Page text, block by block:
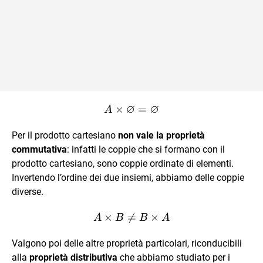
A \times \varnothing =
A × ∅ = ∅
Per il prodotto cartesiano non vale la proprietà
commutativa: infatti le coppie che si formano con il
prodotto cartesiano, sono coppie ordinate di elementi.
Invertendo l’ordine dei due insiemi, abbiamo delle coppie
diverse.
A \times B \ne B \times A
A × B 
= B × A
Valgono poi delle altre proprietà particolari, riconducibili
alla proprietà distributiva che abbiamo studiato per i